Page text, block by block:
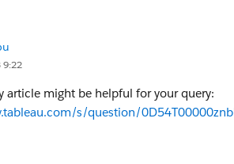
9:22
article might be helpful for your query:
s/question/